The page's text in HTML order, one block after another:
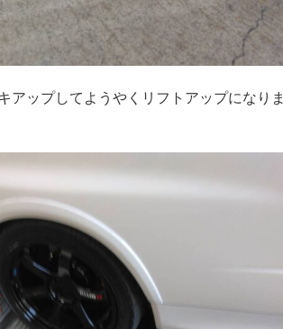
アップしてようやくリフトアップになりま